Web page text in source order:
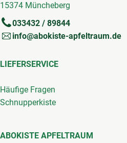
15374 Müncheberg
033432 / 89844
info@abokiste-apfeltraum.de
LIEFERSERVICE
Häufige Fragen
Schnupperkiste
ABOKISTE APFELTRAUM